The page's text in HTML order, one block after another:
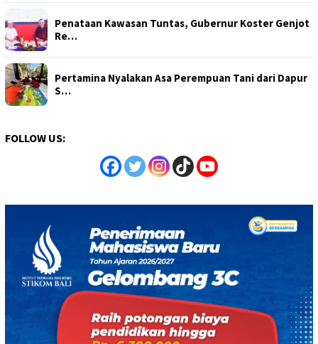
Penataan Kawasan Tuntas, Gubernur Koster Genjot
Re…
Pertamina Nyalakan Asa Perempuan Tani dari Dapur
S…
FOLLOW US: